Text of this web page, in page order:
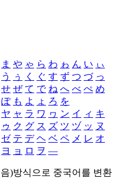
ま や ゃ ら わ ゎ ん い ぃ
う ぅ く ぐ す ず つ づ っ
せ ぜ て で ね へ べ ぺ め
ぽ も よ ょ ろ を
ヤ ャ ラ ワ ヮ ン イ ィ キ
ゥ ク グ ス ズ ツ ヅ ッ ヌ
ゼ テ デ ヘ ベ ペ メ レ オ
ヨ ョ ロ ヲ ―
)방식으로 중국어를 변환